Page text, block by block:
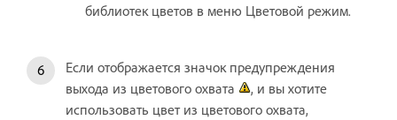
библиотек цветов в меню Цветовой режим.
Если отображается значок предупреждения
выхода из цветового охвата
, и вы хотите
использовать цвет из цветового охвата,